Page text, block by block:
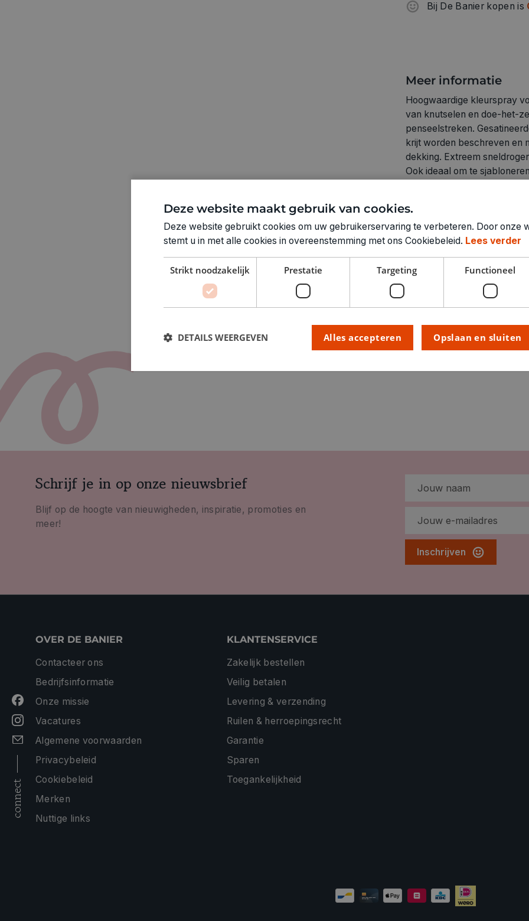
Bij De Banier kopen is
Meer informatie
Hoogwaardige kleurspray
van knutselen en doe-het-
penseelstreken.
krijt worden beschreven en
dekking. Extreem
Ook ideaal om te
Technische
KLEUR:
Schrijf je in op onze nieuwsbrief
Blijf op de hoogte van nieuwigheden, inspiratie, promoties en
meer!
Inschrijven
connect
OVER DE BANIER
Contacteer ons
Bedrijfsinformatie
Onze missie
Vacatures
Algemene voorwaarden
Privacybeleid
Cookiebeleid
Merken
Nuttige links
KLANTENSERVICE
Zakelijk bestellen
Veilig betalen
Levering & verzending
Ruilen & herroepingsrecht
Garantie
Sparen
Toegankelijkheid
Deze website maakt gebruik van cookies.
Deze website gebruikt cookies om uw gebruikerservaring te verbeteren. Door onze
stemt u in met alle cookies in overeenstemming met ons Cookiebeleid. Lees verder
Strikt noodzakelijk Prestatie Targeting Functioneel
Opslaan en sluiten
Alles accepteren
DETAILS WEERGEVEN